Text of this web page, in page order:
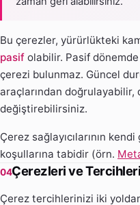
Bu çerezler, yürürlükteki
pasif olabilir. Pasif
çerezi bulunmaz. Güncel
araçlarından
değiştirebilirsiniz.
Çerez sağlayıcılarının
koşullarına tabidir (örn.
04Çerezleri ve
Çerez tercihlerinizi iki